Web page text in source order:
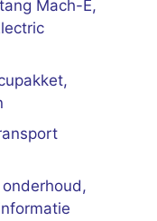
Mach-E,